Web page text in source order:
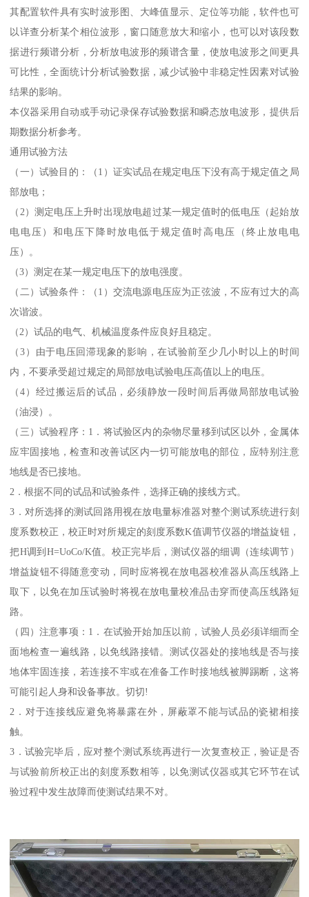
其配置软件具有实时波形图、大峰值显示、定位等功能，软件也可
以详查分析某个相位波形，窗口随意放大和缩小，也可以对该段数
据进行频谱分析，分析放电波形的频谱含量，使放电波形之间更具
可比性，全面统计分析试验数据，减少试验中非稳定性因素对试验
结果的影响。
本仪器采用自动或手动记录保存试验数据和瞬态放电波形，提供后
期数据分析参考。
通用试验方法
（一）试验目的：（1）证实试品在规定电压下没有高于规定值之局
部放电；
（2）测定电压上升时出现放电超过某一规定值时的低电压（起始放
电电压）和电压下降时放电低于规定值时高电压（终止放电电
压）。
（3）测定在某一规定电压下的放电强度。
（二）试验条件：（1）交流电源电压应为正弦波，不应有过大的高
次谐波。
（2）试品的电气、机械温度条件应良好且稳定。
（3）由于电压回滞现象的影响，在试验前至少几小时以上的时间
内，不要承受超过规定的局部放电试验电压高值以上的电压。
（4）经过搬运后的试品，必须静放一段时间后再做局部放电试验
（油浸）。
（三）试验程序：1．将试验区内的杂物尽量移到试区以外，金属体
应牢固接地，检查和改善试区内一切可能放电的部位，应特别注意
地线是否已接地。
2．根据不同的试品和试验条件，选择正确的接线方式。
3．对所选择的测试回路用视在放电量标准器对整个测试系统进行刻
度系数校正，校正时对所规定的刻度系数K值调节仪器的增益旋钮，
把H调到H=UoCo/K值。校正完毕后，测试仪器的细调（连续调节）
增益旋钮不得随意变动，同时应将视在放电器校准器从高压线路上
取下，以免在加压试验时将视在放电量校准品击穿而使高压线路短
路。
（四）注意事项：1．在试验开始加压以前，试验人员必须详细而全
面地检查一遍线路，以免线路接错。测试仪器处的接地线是否与接
地体牢固连接，若连接不牢或在准备工作时接地线被脚踢断，这将
可能引起人身和设备事故。切切!
2．对于连接线应避免将暴露在外，屏蔽罩不能与试品的瓷裙相接
触。
3．试验完毕后，应对整个测试系统再进行一次复查校正，验证是否
与试验前所校正出的刻度系数相等，以免测试仪器或其它环节在试
验过程中发生故障而使测试结果不对。